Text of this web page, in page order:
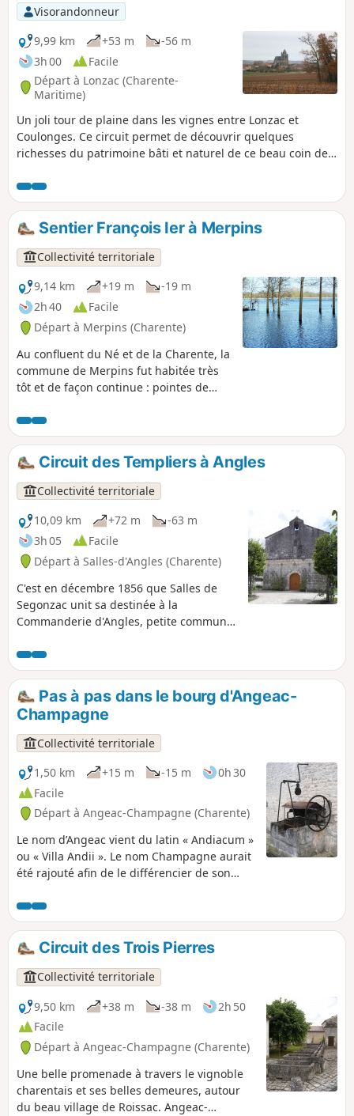
niveau de la mer.
Visorandonneur
9,99 km
+53 m
-56 m
3h 00
Facile
Départ à Lonzac (Charente-
Maritime)
Un joli tour de plaine dans les vignes entre Lonzac et
Coulonges. Ce circuit permet de découvrir quelques
richesses du patrimoine bâti et naturel de ce beau coin de
randonnée.
Sentier François Ier à Merpins
Collectivité territoriale
9,14 km
+19 m
-19 m
2h 40
Facile
Départ à Merpins (Charente)
Au confluent du Né et de la Charente, la
commune de Merpins fut habitée très
tôt et de façon continue : pointes de
forteresse médiévale imposante, église
du XIe siècle, abbaye du XIIe en sont la
preuve. Ces terres fertiles portent des
prairies, des céréales et un vignoble
classé en Grande-Champagne.
Circuit des Templiers à Angles
Collectivité territoriale
10,09 km
+72 m
-63 m
3h 05
Facile
Départ à Salles-d'Angles (Charente)
C'est en décembre 1856 que Salles de
Segonzac unit sa destinée à la
Commanderie d'Angles, petite commune
Angles rythmait sa vie en accord avec la
rivière alors que Salles, à l'allure d'un
gros village, faisait de la vigne son axe
principal.
Pas à pas dans le bourg d'Angeac-
Champagne
Collectivité territoriale
1,50 km
+15 m -15 m
0h 30
Facile
Départ à Angeac-Champagne (Charente)
Le nom d’Angeac vient du latin « Andiacum »
ou « Villa Andii ». Le nom Champagne aurait
été rajouté afin de le différencier de son
compose de deux bourgs : Angeac et
Roissac. Ses distilleries professionnelles sont
un atout majeur dans la production
importante d’eau-de-vie.
Circuit des Trois Pierres
Collectivité territoriale
9,50 km
+38 m -38 m
2h 50
Facile
Départ à Angeac-Champagne (Charente)
Une belle promenade à travers le vignoble
charentais et ses belles demeures, autour
du beau village de Roissac. Angeac-